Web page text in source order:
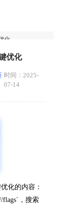
化
优化
时间：2025-
07-14
化的内容：
flags`，搜索